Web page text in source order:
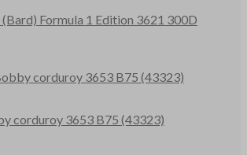
(Bard) Formula 1 Edition 3621 300D
corduroy 3653 B75 (43323)